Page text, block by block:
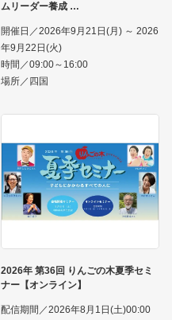
ムリーダー養成
開催日／2026年9月21日(月) ～ 2026
年9月22日(火)
時間／09:00～16:00
場所／四国
2026年 第36回 りんごの木夏季セミ
ナー【オンライン】
配信期間／2026年8月1日(土)00:00